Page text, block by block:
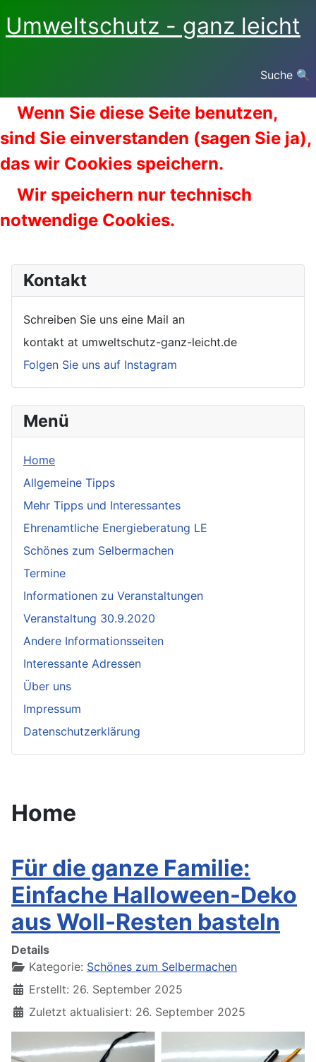
Umweltschutz - ganz leicht
Suche 🔍
Wenn Sie diese Seite benutzen,
sind Sie einverstanden (sagen Sie ja),
das wir Cookies speichern.
Wir speichern nur technisch
notwendige Cookies.
Kontakt
Schreiben Sie uns eine Mail an
kontakt at umweltschutz-ganz-leicht.de
Folgen Sie uns auf Instagram
Menü
Home
Allgemeine Tipps
Mehr Tipps und Interessantes
Ehrenamtliche Energieberatung LE
Schönes zum Selbermachen
Termine
Informationen zu Veranstaltungen
Veranstaltung 30.9.2020
Andere Informationsseiten
Interessante Adressen
Über uns
Impressum
Datenschutzerklärung
Home
Für die ganze Familie:
Einfache Halloween-Deko
aus Woll-Resten basteln
Details
Kategorie: Schönes zum Selbermachen
Erstellt: 26. September 2025
Zuletzt aktualisiert: 26. September 2025